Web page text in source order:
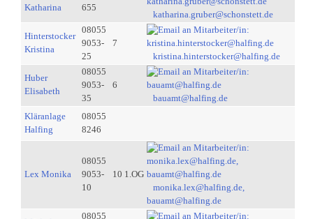
Katharina
655
katharina.gruber@schonstett.de
Hinterstocker
Kristina
08055
9053-
25
7
kristina.hinterstocker@halfing.de
Huber
Elisabeth
08055
9053-
35
6
bauamt@halfing.de
Kläranlage
Halfing
08055
8246
Lex Monika
08055
9053-
10
10 1.OG
monika.lex@halfing.de,
bauamt@halfing.de
08055